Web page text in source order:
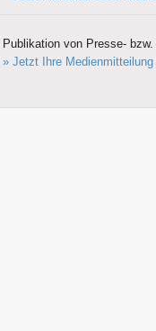
Publikation von Presse-
» Jetzt Ihre Medienmitteilung